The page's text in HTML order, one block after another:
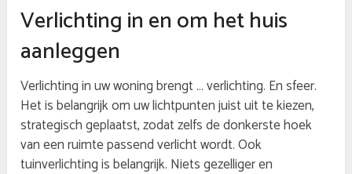
Verlichting in en om het huis
aanleggen
Verlichting in uw woning brengt … verlichting. En sfeer.
Het is belangrijk om uw lichtpunten juist uit te kiezen,
strategisch geplaatst, zodat zelfs de donkerste hoek
van een ruimte passend verlicht wordt. Ook
tuinverlichting is belangrijk. Niets gezelliger en